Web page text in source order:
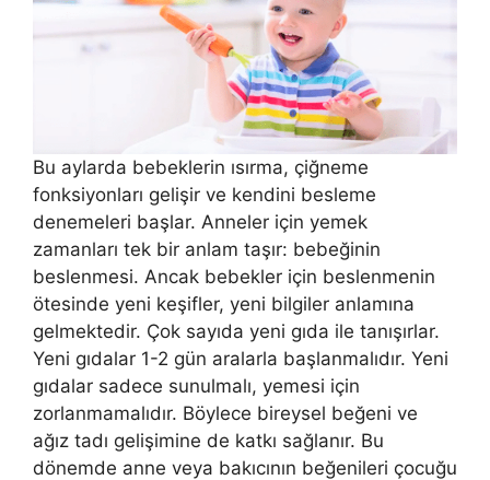
Bu aylarda bebeklerin ısırma, çiğneme
fonksiyonları gelişir ve kendini besleme
denemeleri başlar. Anneler için yemek
zamanları tek bir anlam taşır: bebeğinin
beslenmesi. Ancak bebekler için beslenmenin
ötesinde yeni keşifler, yeni bilgiler anlamına
gelmektedir. Çok sayıda yeni gıda ile tanışırlar.
Yeni gıdalar 1-2 gün aralarla başlanmalıdır. Yeni
gıdalar sadece sunulmalı, yemesi için
zorlanmamalıdır. Böylece bireysel beğeni ve
ağız tadı gelişimine de katkı sağlanır. Bu
dönemde anne veya bakıcının beğenileri çocuğu